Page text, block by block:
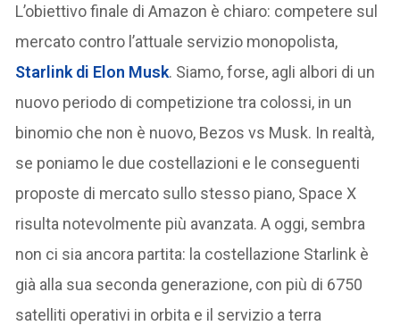
L’obiettivo finale di Amazon è chiaro: competere sul
mercato contro l’attuale servizio monopolista,
Starlink di Elon Musk. Siamo, forse, agli albori di un
nuovo periodo di competizione tra colossi, in un
binomio che non è nuovo, Bezos vs Musk. In realtà,
se poniamo le due costellazioni e le conseguenti
proposte di mercato sullo stesso piano, Space X
risulta notevolmente più avanzata. A oggi, sembra
non ci sia ancora partita: la costellazione Starlink è
già alla sua seconda generazione, con più di 6750
satelliti operativi in orbita e il servizio a terra